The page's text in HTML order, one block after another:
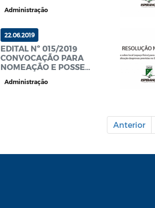
009/2019 COVEIRO
Administração
22.06.2019
EDITAL Nº 015/2019
CONVOCAÇÃO PARA
NOMEAÇÃO E POSSE
Administração
Anterior